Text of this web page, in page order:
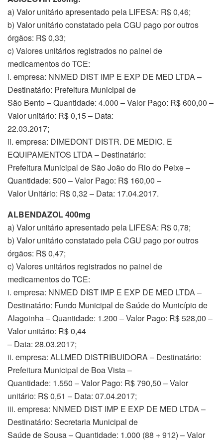
a) Valor unitário apresentado pela LIFESA: R$ 0,46;
b) Valor unitário constatado pela CGU pago por outros
órgãos: R$ 0,33;
c) Valores unitários registrados no painel de
medicamentos do TCE:
i. empresa: NNMED DIST IMP E EXP DE MED LTDA –
Destinatário: Prefeitura Municipal de
São Bento – Quantidade: 4.000 – Valor Pago: R$ 600,00 –
Valor unitário: R$ 0,15 – Data:
22.03.2017;
ii. empresa: DIMEDONT DISTR. DE MEDIC. E
EQUIPAMENTOS LTDA – Destinatário:
Prefeitura Municipal de São João do Rio do Peixe –
Quantidade: 500 – Valor Pago: R$ 160,00 –
Valor Unitário: R$ 0,32 – Data: 17.04.2017.
ALBENDAZOL 400mg
a) Valor unitário apresentado pela LIFESA: R$ 0,78;
b) Valor unitário constatado pela CGU pago por outros
órgãos: R$ 0,47;
c) Valores unitários registrados no painel de
medicamentos do TCE:
i. empresa: NNMED DIST IMP E EXP DE MED LTDA –
Destinatário: Fundo Municipal de Saúde do Município de
Alagoinha – Quantidade: 1.200 – Valor Pago: R$ 528,00 –
Valor unitário: R$ 0,44
– Data: 28.03.2017;
ii. empresa: ALLMED DISTRIBUIDORA – Destinatário:
Prefeitura Municipal de Boa Vista –
Quantidade: 1.550 – Valor Pago: R$ 790,50 – Valor
unitário: R$ 0,51 – Data: 07.04.2017;
iii. empresa: NNMED DIST IMP E EXP DE MED LTDA –
Destinatário: Secretaria Municipal de
Saúde de Sousa – Quantidade: 1.000 (88 + 912) – Valor